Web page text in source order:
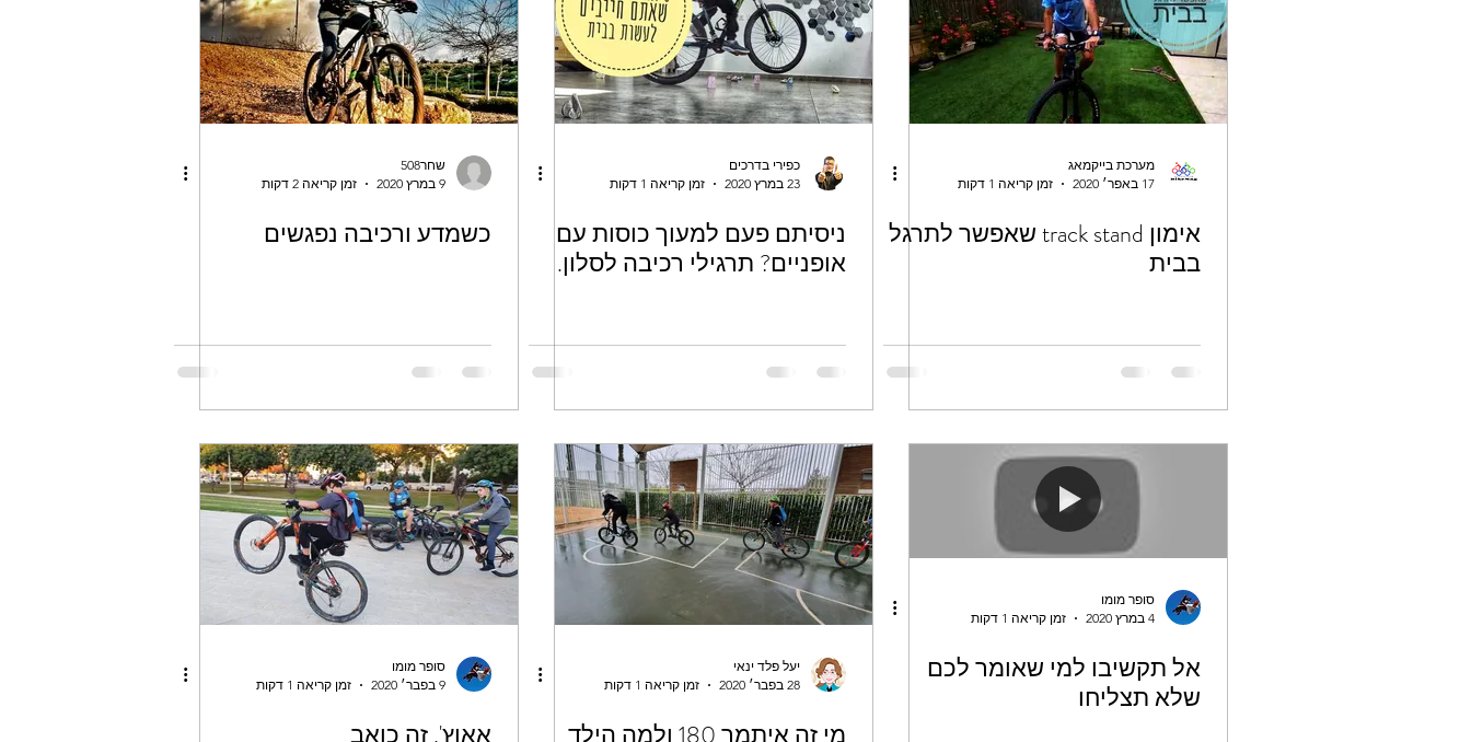
מערכת בייקמאג
17 באפר׳ 2020
זמן קריאה 1 דקות
אימון track stand שאפשר לתרגל
בבית
כפירי בדרכים
23 במרץ 2020
זמן קריאה 1 דקות
ניסיתם פעם למעוך כוסות עם
אופניים? תרגילי רכיבה לסלון.
שחר508
9 במרץ 2020
זמן קריאה 2 דקות
כשמדע ורכיבה נפגשים
סופר מומו
4 במרץ 2020
זמן קריאה 1 דקות
אל תקשיבו למי שאומר לכם
שלא תצליחו
יעל פלד ינאי
28 בפבר׳ 2020
זמן קריאה 1 דקות
מי זה איתמר 180 ולמה הילד
סופר מומו
9 בפבר׳ 2020
זמן קריאה 1 דקות
אאוץ', זה כואב